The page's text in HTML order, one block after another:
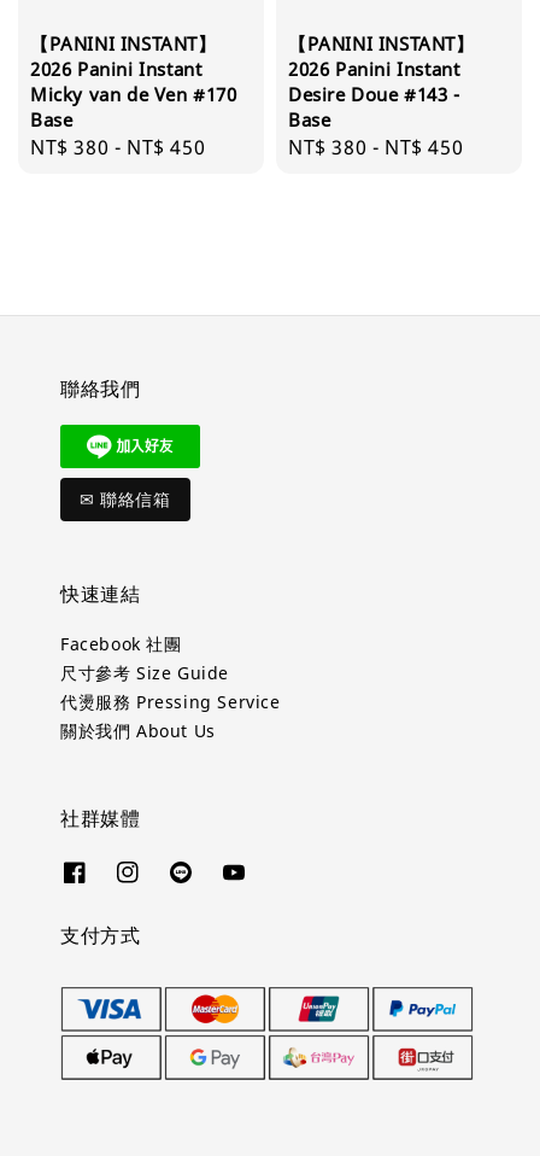
【PANINI INSTANT】
2026 Panini Instant
Micky van de Ven #170
Base
Regular
NT$ 380 - NT$ 450
【PANINI INSTANT】
2026 Panini Instant
Desire Doue #143 -
Base
Regular
NT$ 380 - NT$ 450
聯絡我們
✉ 聯絡信箱
快速連結
Facebook 社團
尺寸參考 Size Guide
代燙服務 Pressing Service
關於我們 About Us
社群媒體
支付方式